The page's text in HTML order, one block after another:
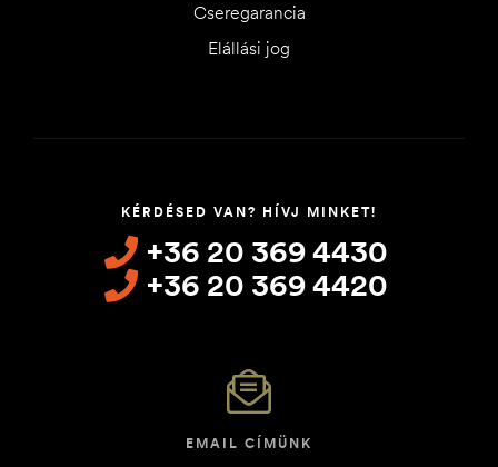
Cseregarancia
Elállási jog
KÉRDÉSED VAN? HÍVJ MINKET!
+36 20 369 4430
+36 20 369 4420
EMAIL CÍMÜNK